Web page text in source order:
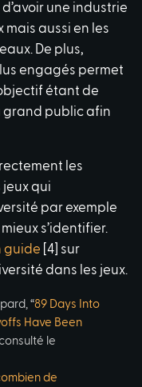
une industrie
mais aussi en les
De plus,
engagés permet
étant de
grand public afin
les
jeux qui
par exemple
s’identifier.
guide [4] sur
dans les jeux.
“89 Days Into
Have Been
le
de